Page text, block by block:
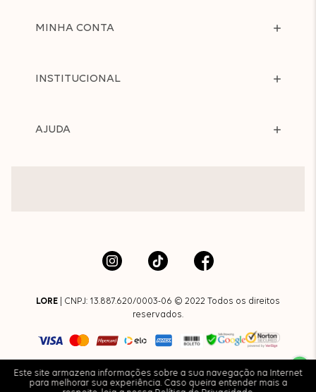
Este site armazena informações sobre a sua navegação na Internet
para melhorar sua experiência. Caso queira entender mais a
MINHA CONTA
INSTITUCIONAL
AJUDA
LORE | CNPJ: 13.887.620/0003-06 © 2022 Todos os direitos
reservados.